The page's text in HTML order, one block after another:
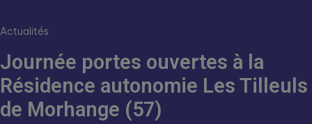
Actualités
Journée portes ouvertes à la
Résidence autonomie Les Tilleuls
de Morhange (57)